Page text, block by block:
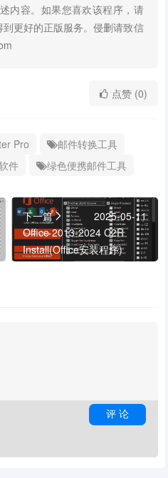
内容。如果您喜欢该程序，请
更好的正版服务。侵删请致信
点赞 (0)
Pro
邮件转换工具
件 绿色便携邮件工具
下一篇
2025-05-11
Office 2013-2024 C2R
Install(Office安装程序)